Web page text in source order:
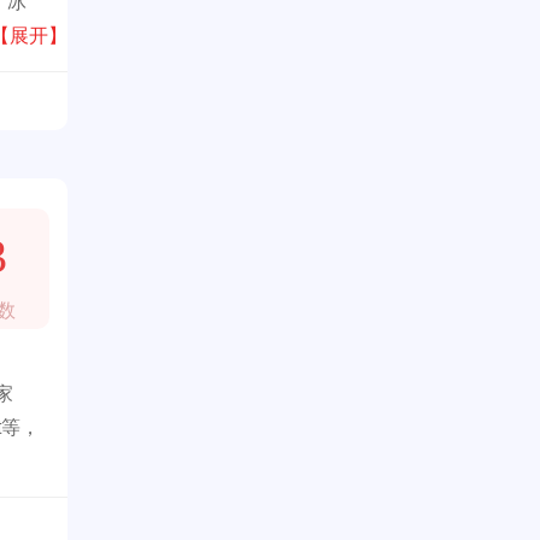
【展开】
，